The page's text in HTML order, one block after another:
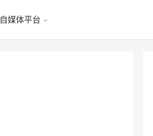
自媒体平台